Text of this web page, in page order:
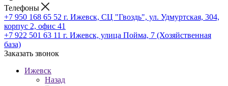
Телефоны
+7 950 168 65 52 г. Ижевск, СЦ "Гвоздь", ул. Удмуртская, 304,
корпус 2, офис 41
+7 922 501 63 11 г. Ижевск, улица Пойма, 7 (Хозяйственная
база)
Заказать звонок
Ижевск
Назад